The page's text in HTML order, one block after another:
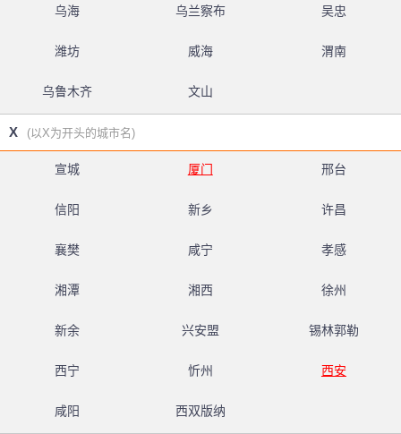
乌海 乌兰察布 吴忠
潍坊 威海 渭南
乌鲁木齐 文山
X (以X为开头的城市名)
宣城 厦门 邢台
信阳 新乡 许昌
襄樊 咸宁 孝感
湘潭 湘西 徐州
新余 兴安盟 锡林郭勒
西宁 忻州 西安
咸阳 西双版纳